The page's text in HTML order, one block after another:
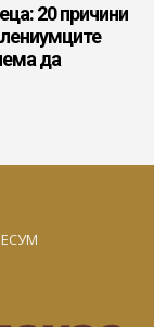
20 причини
да